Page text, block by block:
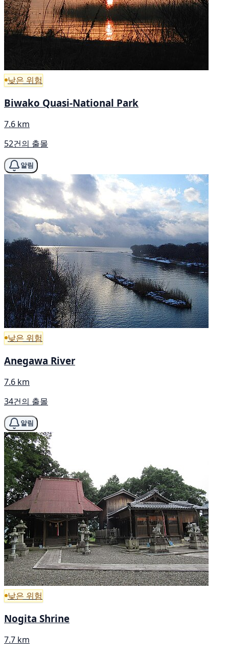
낮은 위험
Biwako Quasi-National Park
7.6 km
52건의 출몰
알림
낮은 위험
Anegawa River
7.6 km
34건의 출몰
알림
낮은 위험
Nogita Shrine
7.7 km